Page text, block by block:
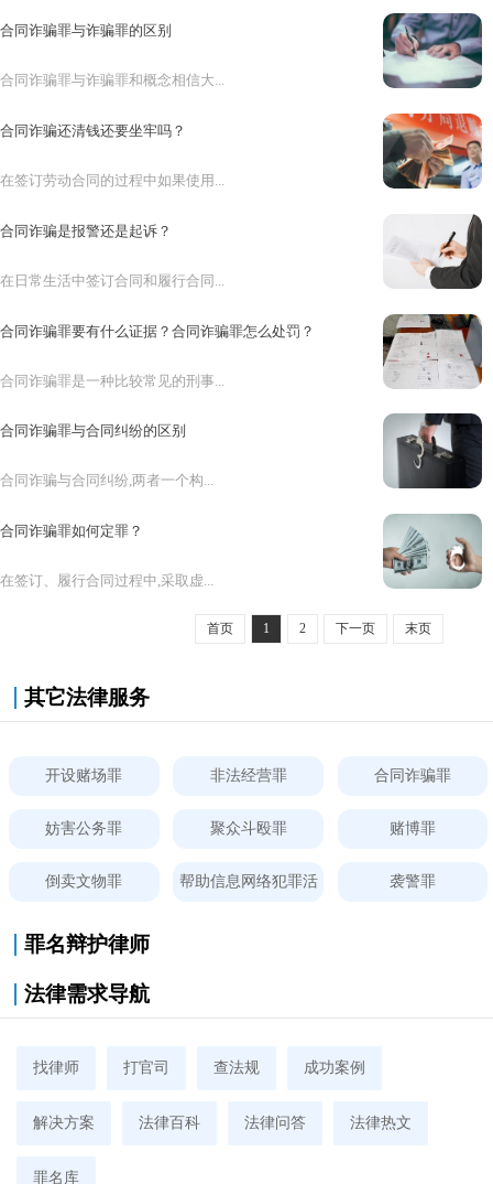
合同诈骗罪与诈骗罪的区别
合同诈骗罪与诈骗罪和概念相信大...
合同诈骗还清钱还要坐牢吗？
在签订劳动合同的过程中如果使用...
合同诈骗是报警还是起诉？
在日常生活中签订合同和履行合同...
合同诈骗罪要有什么证据？合同诈骗罪怎么处罚？
合同诈骗罪是一种比较常见的刑事...
合同诈骗罪与合同纠纷的区别
合同诈骗与合同纠纷,两者一个构...
合同诈骗罪如何定罪？
在签订、履行合同过程中,采取虚...
首页 1 2 下一页 末页
其它法律服务
开设赌场罪 非法经营罪 合同诈骗罪
妨害公务罪 聚众斗殴罪 赌博罪
倒卖文物罪 帮助信息网络犯罪活 袭警罪
罪名辩护律师
法律需求导航
找律师 打官司 查法规 成功案例
解决方案 法律百科 法律问答 法律热文
罪名库